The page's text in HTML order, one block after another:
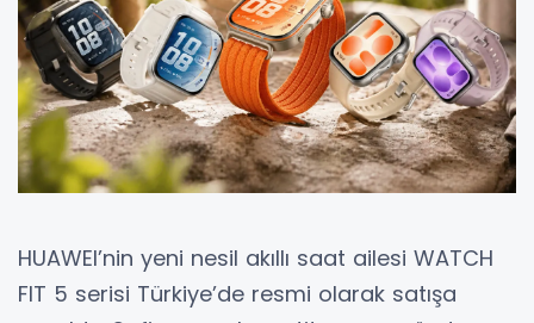
HUAWEI’nin yeni nesil akıllı saat ailesi WATCH
FIT 5 serisi Türkiye’de resmi olarak satışa